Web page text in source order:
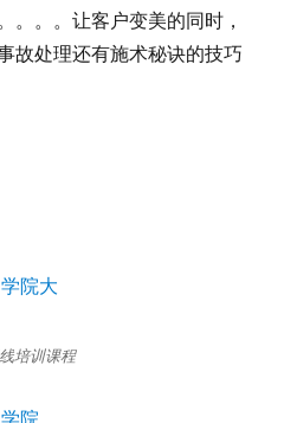
。。。让客户变美的同时，
故处理还有施术秘诀的技巧
培训课程